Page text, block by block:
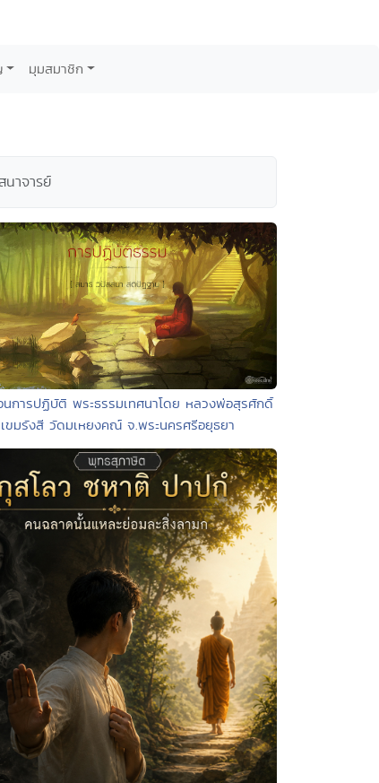
มุมสมาชิก
าจารย์
การปฏิบัติ พระธรรมเทศนาโดย หลวงพ่อสุรศักดิ์
เขมรังสี วัดมเหยงคณ์ จ.พระนครศรีอยุธยา